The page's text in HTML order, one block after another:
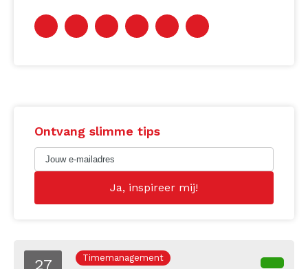
Ontvang slimme tips
27 Timemanagement